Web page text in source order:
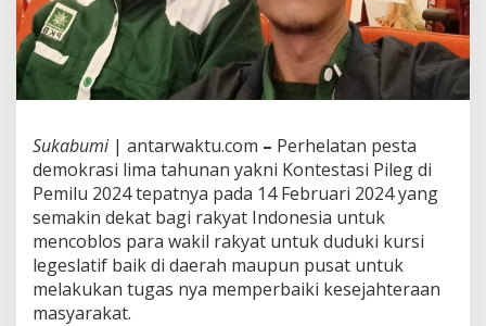
Sukabumi| antarwaktu.com – Perhelatan pesta
demokrasi lima tahunan yakni Kontestasi Pileg di
Pemilu 2024 tepatnya pada 14 Februari 2024 yang
semakin dekat bagi rakyat Indonesia untuk
mencoblos para wakil rakyat untuk duduki kursi
legeslatif baik di daerah maupun pusat untuk
melakukan tugas nya memperbaiki kesejahteraan
masyarakat.